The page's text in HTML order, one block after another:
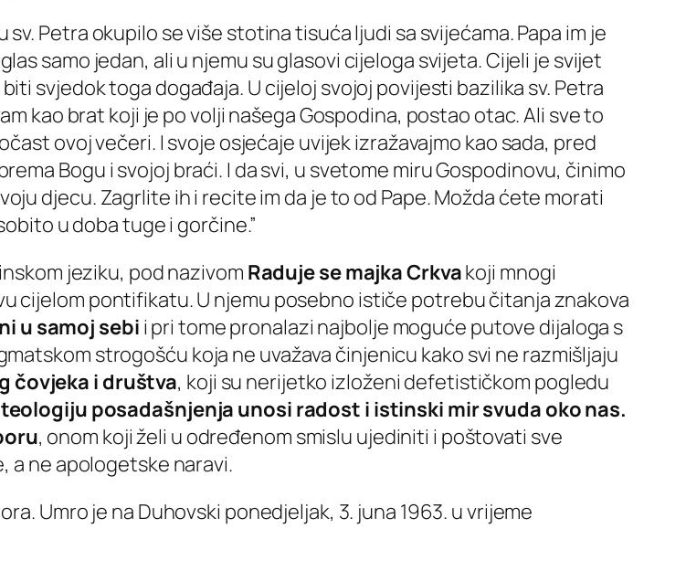
Petra okupilo se više stotina tisuća ljudi sa svijećama. Papa im je
samo jedan, ali u njemu su glasovi cijeloga svijeta. Cijeli je svijet
svjedok toga događaja. U cijeloj svojoj povijesti bazilika sv. Petra
kao brat koji je po volji našega Gospodina, postao otac. Ali sve to
ovoj večeri. I svoje osjećaje uvijek izražavajmo kao sada, pred
Bogu i svojoj braći. I da svi, u svetome miru Gospodinovu, činimo
djecu. Zagrlite ih i recite im da je to od Pape. Možda ćete morati
u doba tuge i gorčine.”
jeziku, pod nazivomRaduje se majka Crkvakoji mnogi
cijelom pontifikatu. U njemu posebno ističe potrebu čitanja znakova
u samoj sebi i pri tome pronalazi najbolje moguće putove dijaloga s
strogošću koja ne uvažava činjenicu kako svi ne razmišljaju
čovjeka i društva, koji su nerijetko izloženi defetističkom pogledu
posadašnjenja unosi radost i istinski mir svuda oko nas.
, onom koji želi u određenom smislu ujediniti i poštovati sve
a ne apologetske naravi.
Umro je na Duhovski ponedjeljak, 3. juna 1963. u vrijeme